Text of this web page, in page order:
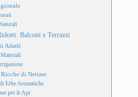
Balconi e Terrazzi
Adatti
di Nettare
Erbe Aromatiche
per le Api